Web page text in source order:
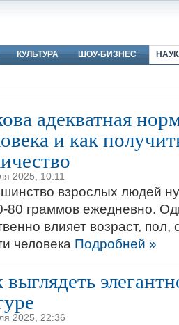
КУЛЬТУРА ШОУ-БИЗНЕС
адекватная
и как
2025, 10:11
взрослых людей
80 граммов ежедневно.
влияет возраст, пол,
человека Подробней »
выглядеть
2025, 22:36